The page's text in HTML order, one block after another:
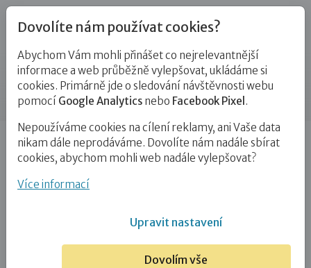
Blog
Příspěvek
Úvod Blog PPPD
Po osmé a přitom jako poprvé
aneb o přebírání miminka do…
Po osmé a přitom jako poprvé aneb
péče na přechodnou dobu
Dovolíte nám používat cookies?
Abychom Vám mohli přinášet co nejrelevantnější
informace a web průběžně vylepšovat, ukládáme si
cookies. Primárně jde o sledování návštěvnosti webu
pomocí Google Analytics nebo Facebook Pixel .
Nepoužíváme cookies na cílení reklamy, ani Vaše data
nikam dále neprodáváme. Dovolíte nám nadále sbírat
cookies, abychom mohli web nadále vylepšovat?
Více informací
Upravit nastavení
Dovolím vše